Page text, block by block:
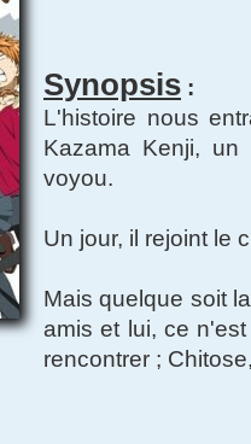
Synopsis :
L'histoire nous
Kazama Kenji,
voyou.
Un jour, il rejoint le
Mais quelque soit
amis et lui, ce
rencontrer ;